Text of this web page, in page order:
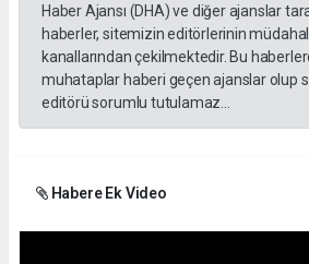
Haber Ajansı (DHA) ve diğer ajanslar
haberler, sitemizin editörlerinin
kanallarından çekilmektedir. Bu
muhataplar haberi geçen ajanslar olup
editörü sorumlu tutulamaz...
Habere Ek Video